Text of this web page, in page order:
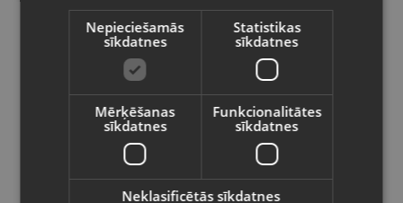
Samsung Galaxy S22+ 5G S906B/DS
valodā
Valsts
Latviešu / Latvian
Nepieciešamās
sīkdatnes
Statistikas
sīkdatnes
Mērķēšanas
sīkdatnes
Funkcionalitātes
sīkdatnes
Neklasificētās sīkdatnes